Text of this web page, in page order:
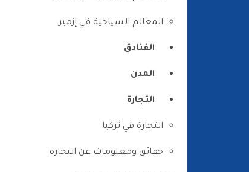
المعالم السياحية في إزمير
الفنادق
المدن
التجارة
التجارة في تركيا
حقائق ومعلومات عن التجارة